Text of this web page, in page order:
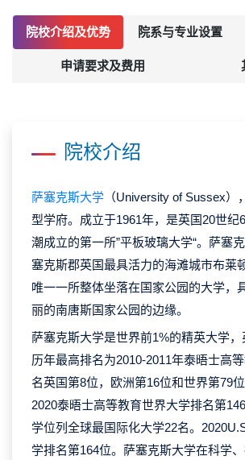
院校介绍及优势 院系与专业设置
申请要求及费用
院校介绍
萨塞克斯大学 （University of Sussex）
型学府。成立于1961年，是英国20世纪
潮成立的第一所”平板玻璃大学“。萨塞
塞克斯郡英国最具活力的海滩城市布莱
唯一一所整体坐落在国家公园的大学，
丽的南唐斯国家公园的边缘。
萨塞克斯大学是世界前1%的精英大学，
历年最高排名为2010-2011年泰晤士高
名英国第8位，欧洲第16位和世界第79
2020泰晤士高等教育世界大学排名第
学位列全球最国际化大学22名。
学排名第164位。萨塞克斯大学在科学